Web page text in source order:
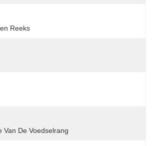
Reeks
Van De Voedselrang